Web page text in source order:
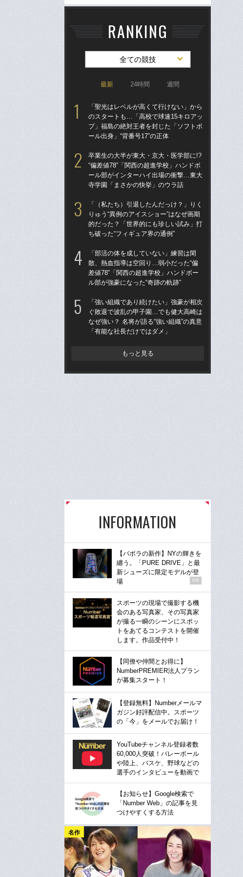
RANKING
全ての競技
最新 24時間 週間
「聖光はレベルが高くて行けない」から
のスタートも…「高校で球速15キロアッ
プ」福島の絶対王者を封じた「ソフトボ
ール出身」“背番号17”の正体
卒業生の大半が東大・京大・医学部に!?
“偏差値78”「関西の超進学校」ハンドボ
ール部がインターハイ出場の衝撃…東大
寺学園「まさかの快挙」のウラ話
「（私たち）引退したんだっけ？」りく
りゅう“異例のアイスショー”はなぜ画期
的だった？「世界的にも珍しい試み」打
ち破った“フィギュア界の通例”
「部活の体を成していない」練習は閑
散、熱血指導は空回り…弱小だった“偏
差値78”「関西の超進学校」ハンドボー
ル部が強豪になった“奇跡の軌跡”
「強い組織であり続けたい」強豪が相次
ぐ敗退で波乱の甲子園…でも健大高崎は
なぜ強い？ 名将が語る“強い組織”の真意
「有能な社長だけではダメ」
もっと見る
INFORMATION
【バボラの新作】NYの輝きを
纏う。「PURE DRIVE」と最
新シューズに限定モデルが登
場
PR
スポーツの現場で撮影する機
会のある写真家、その写真家
が撮る一瞬のシーンにスポッ
トをあてるコンテストを開催
します。作品受付中！
【同僚や仲間とお得に】
NumberPREMIER法人プラン
が募集スタート！
【登録無料】Numberメールマ
ガジン好評配信中。スポーツ
の「今」をメールでお届け！
YouTubeチャンネル登録者数
60,000人突破！バレーボール
や陸上、バスケ、野球などの
選手のインタビューを動画で
【お知らせ】Google検索で
「Number Web」の記事を見
つけやすくする方法
名作